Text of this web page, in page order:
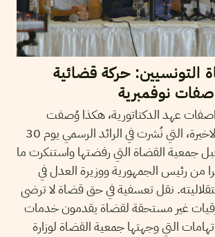
التونسيين: حركة قضائية
نوفمبرية
عهد الدكتاتورية، هكذا وُصفت
الحركة القضائية الاخيرة، التي نُشرت في الرائد الرسمي يوم 30
جمعية القضاة التي رفضتها واستنكرت ما
من رئيس الجمهورية ووزيرة العدل في
نقل تعسفية في حق قضاة لا ترضى
غير مستحقة لقضاة يقدمون خدمات
التي وجهتها جمعية القضاة لوزارة